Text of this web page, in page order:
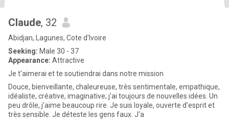
Claude, 32
Abidjan, Lagunes, Cote d'Ivoire
Seeking: Male 30 - 37
Appearance: Attractive
Je t'aimerai et te soutiendrai dans notre mission
Douce, bienveillante, chaleureuse, très sentimentale, empathique,
idéaliste, créative, imaginative; j'ai toujours de nouvelles idées. Un
peu drôle, j'aime beaucoup rire. Je suis loyale, ouverte d’esprit et
très sensible. Je déteste les gens faux. J'a